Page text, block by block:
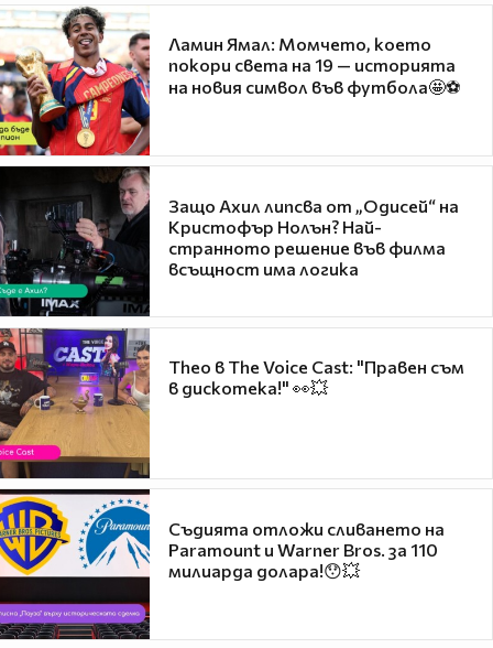
Ламин Ямал: Момчето, което
покори света на 19 — историята
на новия символ във футбола🤩⚽
Защо Ахил липсва от „Одисей“ на
Кристофър Нолън? Най-
странното решение във филма
всъщност има логика
Theo в The Voice Cast: "Правен съм
в дискотека!" 👀💥
Съдията отложи сливането на
Paramount и Warner Bros. за 110
милиарда долара!😯💥